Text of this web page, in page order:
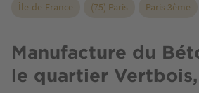
Île-de-France (75) Paris Paris 3ème
Manufacture du
le quartier Vertbois,